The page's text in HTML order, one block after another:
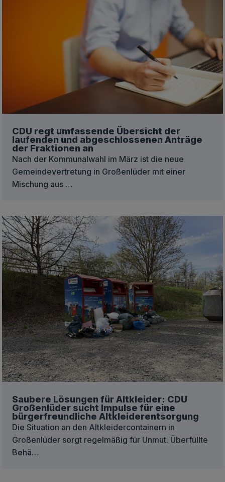
CDU regt umfassende Übersicht der
laufenden und abgeschlossenen Anträge
der Fraktionen an
Nach der Kommunalwahl im März ist die neue
Gemeindevertretung in Großenlüder mit einer
Mischung aus …
Saubere Lösungen für Altkleider: CDU
Großenlüder sucht Impulse für eine
bürgerfreundliche Altkleiderentsorgung
Die Situation an den Altkleidercontainern in
Großenlüder sorgt regelmäßig für Unmut. Überfüllte
Behä…